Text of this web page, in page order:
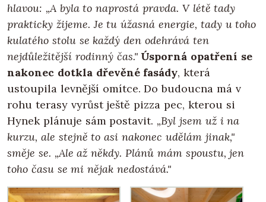
hlavou: „A byla to naprostá pravda. V létě tady
prakticky žijeme. Je tu úžasná energie, tady u toho
kulatého stolu se každý den odehrává ten
nejdůležitější rodinný čas." Úsporná opatření se
nakonec dotkla dřevěné fasády, která
ustoupila levnější omítce. Do budoucna má v
rohu terasy vyrůst ještě pizza pec, kterou si
Hynek plánuje sám postavit. „Byl jsem už i na
kurzu, ale stejně to asi nakonec udělám jinak,"
směje se. „Ale až někdy. Plánů mám spoustu, jen
toho času se mi nějak nedostává."